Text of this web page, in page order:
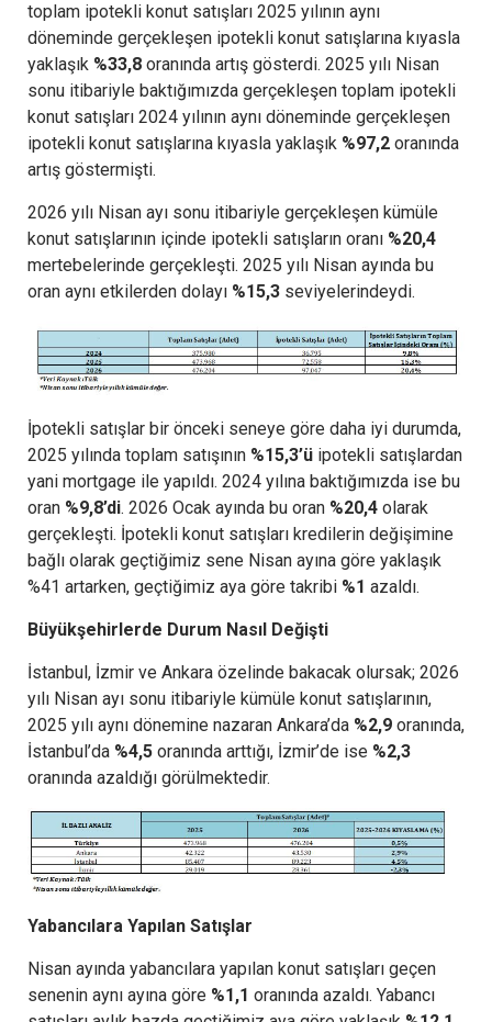
toplam ipotekli konut satışları 2025 yılının aynı
döneminde gerçekleşen ipotekli konut satışlarına kıyasla
yaklaşık %33,8 oranında artış gösterdi. 2025 yılı Nisan
sonu itibariyle baktığımızda gerçekleşen toplam ipotekli
konut satışları 2024 yılının aynı döneminde gerçekleşen
ipotekli konut satışlarına kıyasla yaklaşık %97,2 oranında
artış göstermişti.
2026 yılı Nisan ayı sonu itibariyle gerçekleşen kümüle
konut satışlarının içinde ipotekli satışların oranı %20,4
mertebelerinde gerçekleşti. 2025 yılı Nisan ayında bu
oran aynı etkilerden dolayı %15,3 seviyelerindeydi.
İpotekli satışlar bir önceki seneye göre daha iyi durumda,
2025 yılında toplam satışının %15,3’ü ipotekli satışlardan
yani mortgage ile yapıldı. 2024 yılına baktığımızda ise bu
oran %9,8’di. 2026 Ocak ayında bu oran %20,4 olarak
gerçekleşti. İpotekli konut satışları kredilerin değişimine
bağlı olarak geçtiğimiz sene Nisan ayına göre yaklaşık
%41 artarken, geçtiğimiz aya göre takribi %1 azaldı.
Büyükşehirlerde Durum Nasıl Değişti
İstanbul, İzmir ve Ankara özelinde bakacak olursak; 2026
yılı Nisan ayı sonu itibariyle kümüle konut satışlarının,
2025 yılı aynı dönemine nazaran Ankara’da %2,9 oranında,
İstanbul’da %4,5 oranında arttığı, İzmir’de ise %2,3
oranında azaldığı görülmektedir.
Yabancılara Yapılan Satışlar
Nisan ayında yabancılara yapılan konut satışları geçen
senenin aynı ayına göre %1,1 oranında azaldı. Yabancı